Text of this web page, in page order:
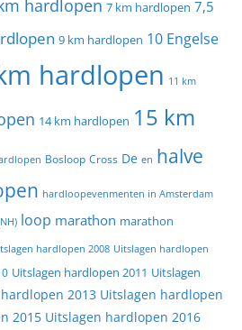
hardlopen 7 km hardlopen 7,5
9 km hardlopen 10 Engelse
hardlopen 11 km
14 km hardlopen 15 km
Bosloop Cross De en halve
hardloopevenmenten in Amsterdam
loop marathon marathon
hardlopen 2008 Uitslagen hardlopen
Uitslagen hardlopen 2011 Uitslagen
2013 Uitslagen hardlopen
2015 Uitslagen hardlopen 2016